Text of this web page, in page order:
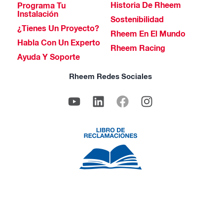
Programa Tu
Instalación
¿Tienes Un Proyecto?
Habla Con Un Experto
Ayuda Y Soporte
Historia De Rheem
Sostenibilidad
Rheem En El Mundo
Rheem Racing
Rheem Redes Sociales